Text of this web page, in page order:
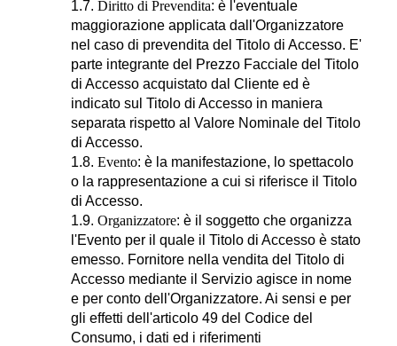
1.7. Diritto di Prevendita: è l'eventuale
maggiorazione applicata dall'Organizzatore
nel caso di prevendita del Titolo di Accesso. E'
parte integrante del Prezzo Facciale del Titolo
di Accesso acquistato dal Cliente ed è
indicato sul Titolo di Accesso in maniera
separata rispetto al Valore Nominale del Titolo
di Accesso.
1.8. Evento: è la manifestazione, lo spettacolo
o la rappresentazione a cui si riferisce il Titolo
di Accesso.
1.9. Organizzatore: è il soggetto che organizza
l'Evento per il quale il Titolo di Accesso è stato
emesso. Fornitore nella vendita del Titolo di
Accesso mediante il Servizio agisce in nome
e per conto dell'Organizzatore. Ai sensi e per
gli effetti dell'articolo 49 del Codice del
Consumo, i dati ed i riferimenti